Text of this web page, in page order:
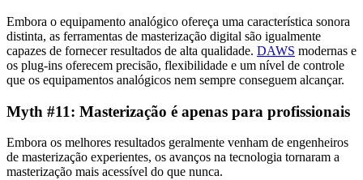
Embora o equipamento analógico ofereça uma característica sonora
distinta, as ferramentas de masterização digital são igualmente
capazes de fornecer resultados de alta qualidade. DAWS modernas e
os plug-ins oferecem precisão, flexibilidade e um nível de controle
que os equipamentos analógicos nem sempre conseguem alcançar.
Myth #11: Masterização é apenas para profissionais
Embora os melhores resultados geralmente venham de engenheiros
de masterização experientes, os avanços na tecnologia tornaram a
masterização mais acessível do que nunca.